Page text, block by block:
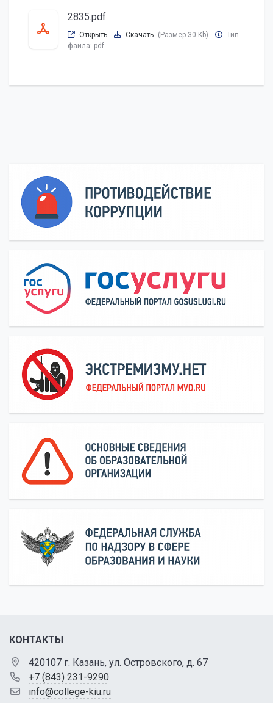
2835.pdf
Открыть Скачать (Размер 30 Kb)
Тип
файла: pdf
КОНТАКТЫ
420107 г. Казань, ул. Островского, д. 67
+7 (843) 231-9290
info@college-kiu.ru